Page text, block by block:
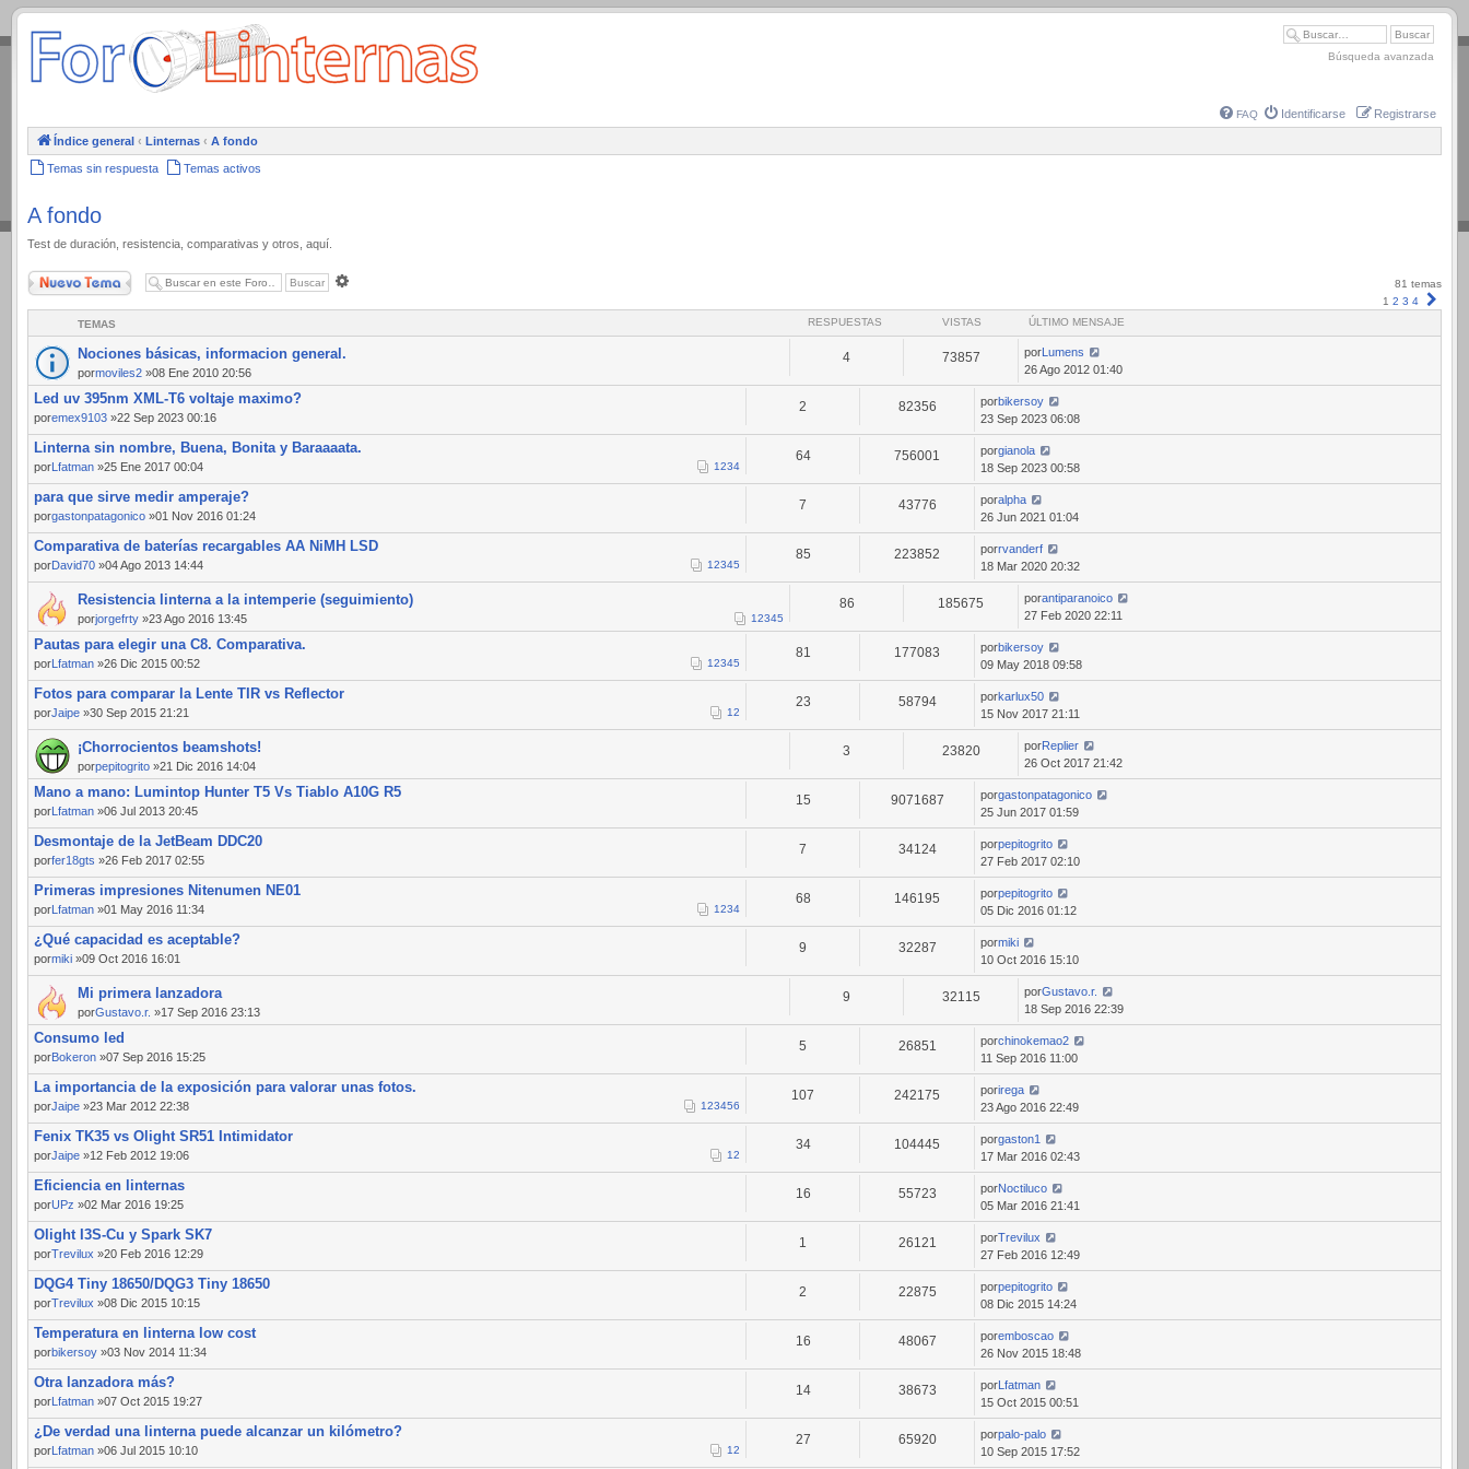
.
Búsqueda avanzada
FAQ Identificarse Registrarse
Índice general ‹ Linternas ‹ A fondo
Temas sin respuesta Temas activos
A fondo
Test de duración, resistencia, comparativas y otros, aquí.
Nuevo Tema
81 temas
1 2 3 4
TEMAS RESPUESTAS VISTAS ÚLTIMO MENSAJE
Nociones básicas, informacion general.
pormoviles2 »08 Ene 2010 20:56
4 73857 porLumens
26 Ago 2012 01:40
Led uv 395nm XML-T6 voltaje maximo?
poremex9103 »22 Sep 2023 00:16
2 82356 porbikersoy
23 Sep 2023 06:08
Linterna sin nombre, Buena, Bonita y Baraaaata.
porLfatman »25 Ene 2017 00:04 1234
64 756001 porgianola
18 Sep 2023 00:58
para que sirve medir amperaje?
porgastonpatagonico »01 Nov 2016 01:24
7 43776 poralpha
26 Jun 2021 01:04
Comparativa de baterías recargables AA NiMH LSD
porDavid70 »04 Ago 2013 14:44 12345
85 223852 porrvanderf
18 Mar 2020 20:32
Resistencia linterna a la intemperie (seguimiento)
porjorgefrty »23 Ago 2016 13:45 12345
86 185675 porantiparanoico
27 Feb 2020 22:11
Pautas para elegir una C8. Comparativa.
porLfatman »26 Dic 2015 00:52 12345
81 177083 porbikersoy
09 May 2018 09:58
Fotos para comparar la Lente TIR vs Reflector
porJaipe »30 Sep 2015 21:21 12
23 58794 porkarlux50
15 Nov 2017 21:11
¡Chorrocientos beamshots!
porpepitogrito »21 Dic 2016 14:04
3 23820 porReplier
26 Oct 2017 21:42
Mano a mano: Lumintop Hunter T5 Vs Tiablo A10G R5
porLfatman »06 Jul 2013 20:45
15 9071687 porgastonpatagonico
25 Jun 2017 01:59
Desmontaje de la JetBeam DDC20
porfer18gts »26 Feb 2017 02:55
7 34124 porpepitogrito
27 Feb 2017 02:10
Primeras impresiones Nitenumen NE01
porLfatman »01 May 2016 11:34 1234
68 146195 porpepitogrito
05 Dic 2016 01:12
¿Qué capacidad es aceptable?
pormiki »09 Oct 2016 16:01
9 32287 pormiki
10 Oct 2016 15:10
Mi primera lanzadora
porGustavo.r. »17 Sep 2016 23:13
9 32115 porGustavo.r.
18 Sep 2016 22:39
Consumo led
porBokeron »07 Sep 2016 15:25
5 26851 porchinokemao2
11 Sep 2016 11:00
La importancia de la exposición para valorar unas fotos.
porJaipe »23 Mar 2012 22:38 123456
107 242175 porirega
23 Ago 2016 22:49
Fenix TK35 vs Olight SR51 Intimidator
porJaipe »12 Feb 2012 19:06 12
34 104445 porgaston1
17 Mar 2016 02:43
Eficiencia en linternas
porUPz »02 Mar 2016 19:25
16 55723 porNoctiluco
05 Mar 2016 21:41
Olight I3S-Cu y Spark SK7
porTrevilux »20 Feb 2016 12:29
1 26121 porTrevilux
27 Feb 2016 12:49
DQG4 Tiny 18650/DQG3 Tiny 18650
porTrevilux »08 Dic 2015 10:15
2 22875 porpepitogrito
08 Dic 2015 14:24
Temperatura en linterna low cost
porbikersoy »03 Nov 2014 11:34
16 48067 poremboscao
26 Nov 2015 18:48
Otra lanzadora más?
porLfatman »07 Oct 2015 19:27
14 38673 porLfatman
15 Oct 2015 00:51
¿De verdad una linterna puede alcanzar un kilómetro?
porLfatman »06 Jul 2015 10:10 12
27 65920 porpalo-palo
10 Sep 2015 17:52